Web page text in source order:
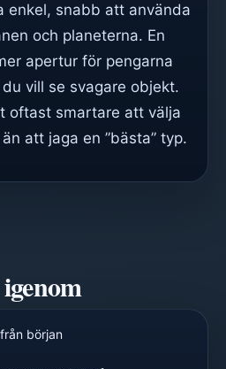
enkel, snabb att använda
och planeterna. En
apertur för pengarna
vill se svagare objekt.
oftast smartare att välja
att jaga en ”bästa” typ.
början